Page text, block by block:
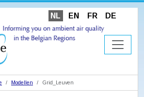
NL EN FR DE
Modellen Grid_Leuven